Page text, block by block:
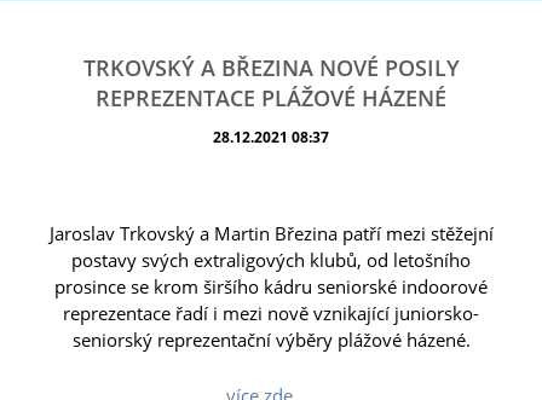
TRKOVSKÝ A BŘEZINA NOVÉ POSILY
REPREZENTACE PLÁŽOVÉ HÁZENÉ
28.12.2021 08:37
Jaroslav Trkovský a Martin Březina patří mezi stěžejní
postavy svých extraligových klubů, od letošního
prosince se krom širšího kádru seniorské indoorové
reprezentace řadí i mezi nově vznikající juniorsko-
seniorský reprezentační výběry plážové házené.
více zde ...